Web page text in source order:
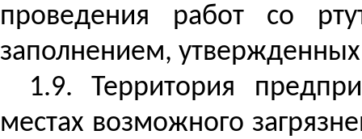
проведения работ со
заполнением,
1.9. Территория
местах возможного